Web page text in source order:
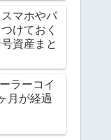
スマホやパ
けておく
資産まと
ラーコイ
月が経過